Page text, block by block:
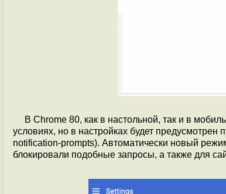
В Chrome 80, как в настольной, так и в
условиях, но в настройках будет
notification-prompts). Автоматически новый
блокировали подобные запросы, а также для